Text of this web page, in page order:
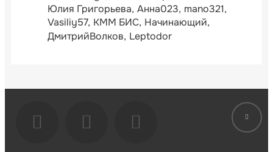
Юлия Григорьева Анна023 mano321
Vasiliy57 КММ БИС Начинающий
ДмитрийВолков Leptodor